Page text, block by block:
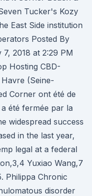
Tucker's Kozy
East Side institution
Posted By
2018 at 2:29 PM
Hosting CBD-
(Seine-
Corner ont été de
été fermée par la
widespread success
in the last year,
legal at a federal
Yuxiao Wang,7
Philippa Chronic
disorder